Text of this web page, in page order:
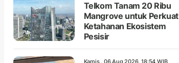
Telkom Tanam 20 Ribu
Mangrove untuk Perkuat
Ketahanan Ekosistem
Pesisir
Kamis , 06 Aug 2026, 18:54 WIB